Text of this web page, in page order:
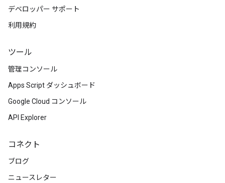
デベロッパー サポート
利用規約
ツール
管理コンソール
Apps Script ダッシュボード
Google Cloud コンソール
API Explorer
コネクト
ブログ
ニュースレター